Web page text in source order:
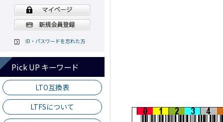
ID・パスワードを忘れた方
Pick UP キーワード
LTO互換表
LTFSについて